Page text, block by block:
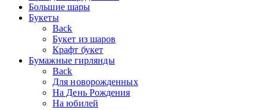
Большие шары
Букеты
Back
Букет из шаров
Крафт букет
Бумажные гирлянды
Back
Для новорожденных
На День Рождения
На юбилей